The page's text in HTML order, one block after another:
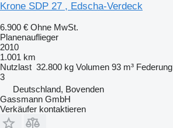
Krone SDP 27 , Edscha-Verdeck
6.900 € Ohne MwSt.
Planenauflieger
2010
1.001 km
Nutzlast 32.800 kg Volumen 93 m³ Federung
3
Deutschland, Bovenden
Gassmann GmbH
Verkäufer kontaktieren